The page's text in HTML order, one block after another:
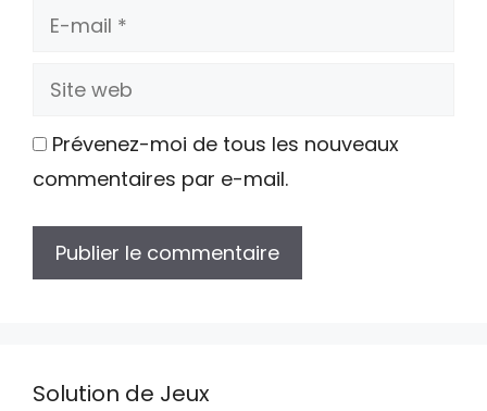
E-
Site
Prévenez-moi de tous les nouveaux
commentaires par e-mail.
Solution de Jeux